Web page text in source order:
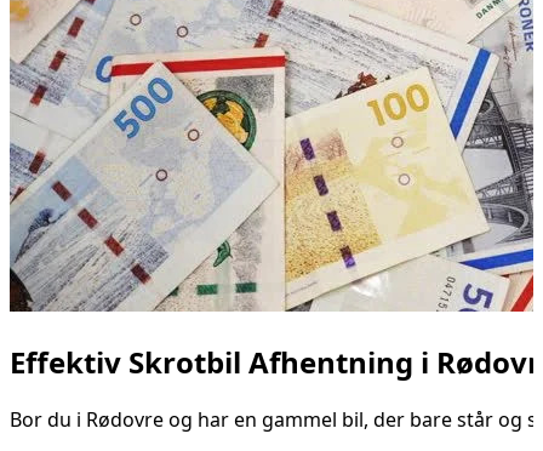
Effektiv Skrotbil Afhentning i
Bor du i Rødovre og har en gammel bil, der bare står og